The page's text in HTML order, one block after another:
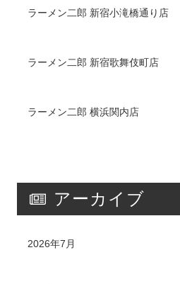
ラーメン二郎 新宿小滝橋通り店
ラーメン二郎 新宿歌舞伎町店
ラーメン二郎 横浜関内店
アーカイブ
2026年7月